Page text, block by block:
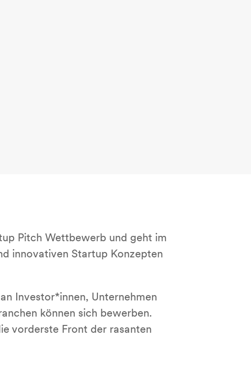
Pitch Wettbewerb und geht im
innovativen Startup Konzepten
Investor*innen, Unternehmen
können sich bewerben.
vorderste Front der rasanten